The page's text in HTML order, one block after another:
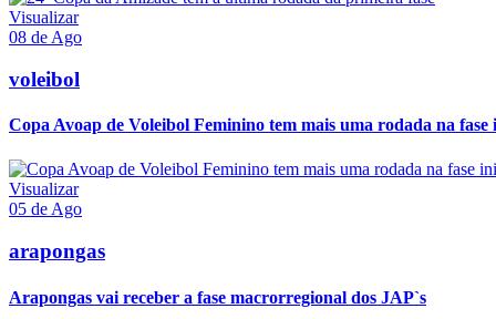
Visualizar
08 de Ago
voleibol
Copa Avoap de Voleibol Feminino tem mais uma rodada na fase
Visualizar
05 de Ago
arapongas
Arapongas vai receber a fase macrorregional dos JAP`s